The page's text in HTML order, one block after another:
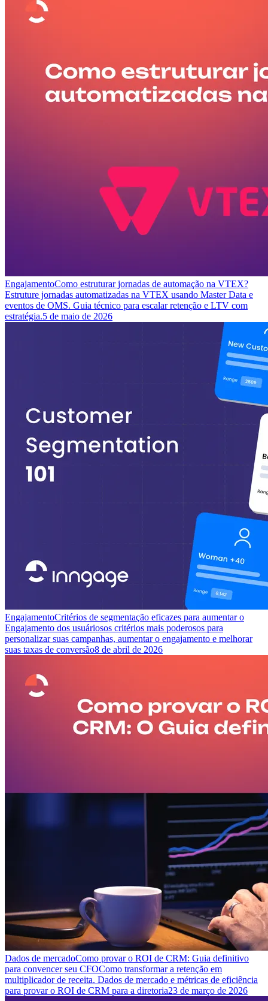
EngajamentoComo estruturar jornadas de automação na VTEX?
Estruture jornadas automatizadas na VTEX usando Master Data e
eventos de OMS. Guia técnico para escalar retenção e LTV com
estratégia.5 de maio de 2026
EngajamentoCritérios de segmentação eficazes para aumentar o
Engajamento dos usuáriosos critérios mais poderosos para
personalizar suas campanhas, aumentar o engajamento e melhorar
suas taxas de conversão8 de abril de 2026
Dados de mercadoComo provar o ROI de CRM: Guia definitivo
para convencer seu CFOComo transformar a retenção em
multiplicador de receita. Dados de mercado e métricas de eficiência
para provar o ROI de CRM para a diretoria23 de março de 2026